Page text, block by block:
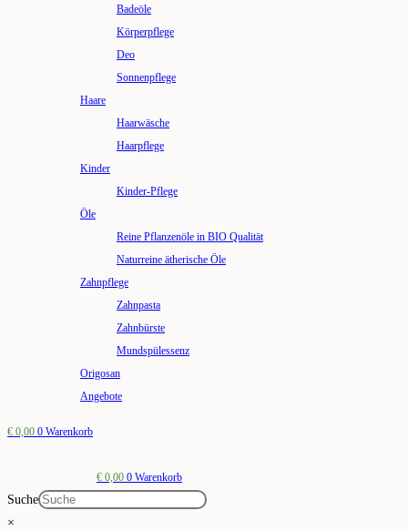
Badeöle
Körperpflege
Deo
Sonnenpflege
Haare
Haarwäsche
Haarpflege
Kinder
Kinder-Pflege
Öle
Reine Pflanzenöle in BIO Qualität
Naturreine ätherische Öle
Zahnpflege
Zahnpasta
Zahnbürste
Mundspülessenz
Origosan
Angebote
€ 0,00 0 Warenkorb
€ 0,00 0 Warenkorb
Suche
×